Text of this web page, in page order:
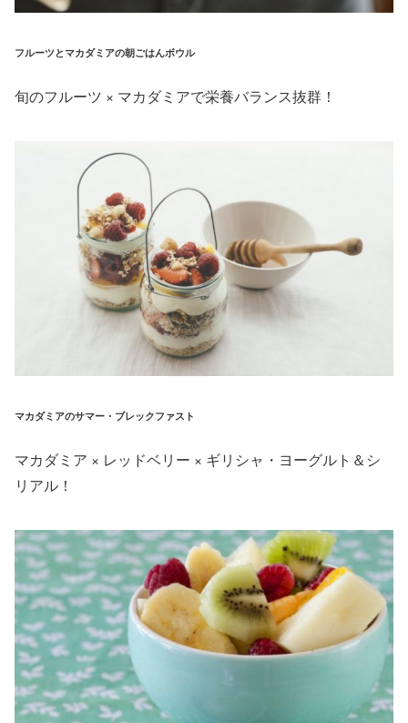
フルーツとマカダミアの朝ごはんボウル
旬のフルーツ × マカダミアで栄養バランス抜群！
マカダミアのサマー・ブレックファスト
マカダミア × レッドベリー × ギリシャ・ヨーグルト＆シ
リアル！